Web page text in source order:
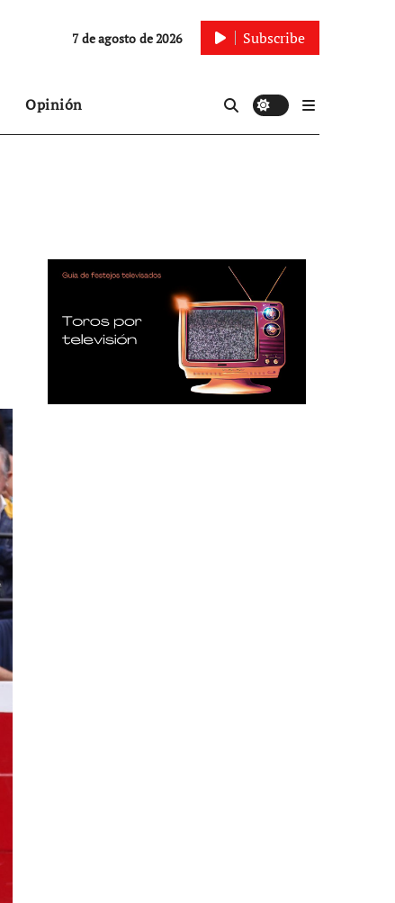
7 de agosto de 2026 Subscribe
Opinión